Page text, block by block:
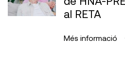
al RETA
Més informació